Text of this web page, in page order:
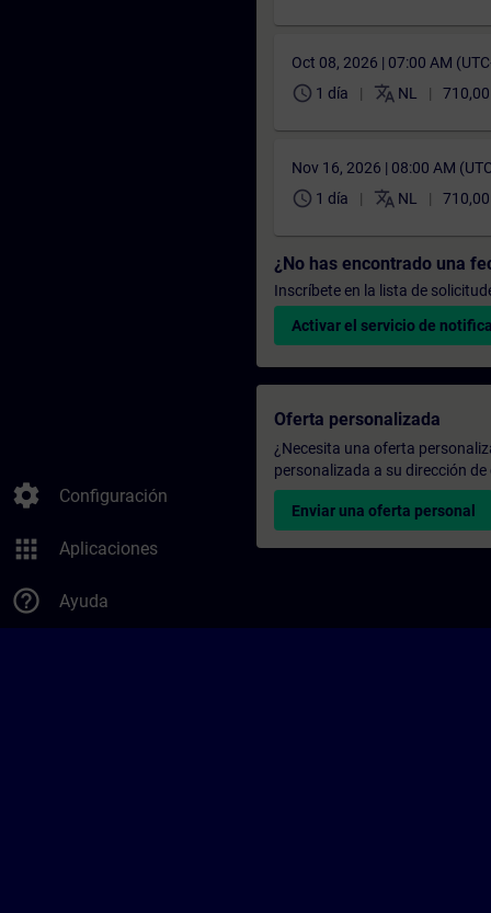
settings Configuración
apps Aplicaciones
help_outline Ayuda
Oct 08, 2026 | 07:00 AM
schedule 1 día translate NL
Nov 16, 2026 | 08:00 AM
schedule 1 día translate NL
¿No has encontrado una
Inscríbete en la lista de
Activar el servicio de
Oferta personalizada
¿Necesita una oferta
personalizada a su dirección
Enviar una oferta personal